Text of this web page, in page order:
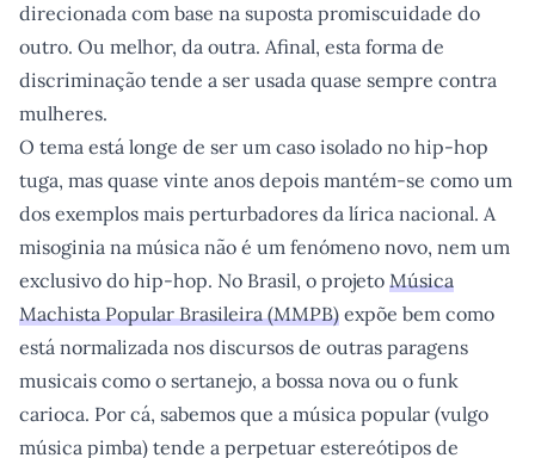
direcionada com base na suposta promiscuidade do
outro. Ou melhor, da outra. Afinal, esta forma de
discriminação tende a ser usada quase sempre contra
mulheres.
O tema está longe de ser um caso isolado no hip-hop
tuga, mas quase vinte anos depois mantém-se como um
dos exemplos mais perturbadores da lírica nacional. A
misoginia na música não é um fenómeno novo, nem um
exclusivo do hip-hop. No Brasil, o projeto Música
Machista Popular Brasileira (MMPB) expõe bem como
está normalizada nos discursos de outras paragens
musicais como o sertanejo, a bossa nova ou o funk
carioca. Por cá, sabemos que a música popular (vulgo
música pimba) tende a perpetuar estereótipos de